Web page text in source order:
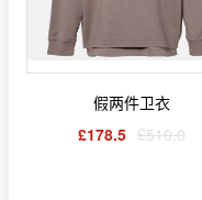
假两件卫衣
£178.5 £510.0